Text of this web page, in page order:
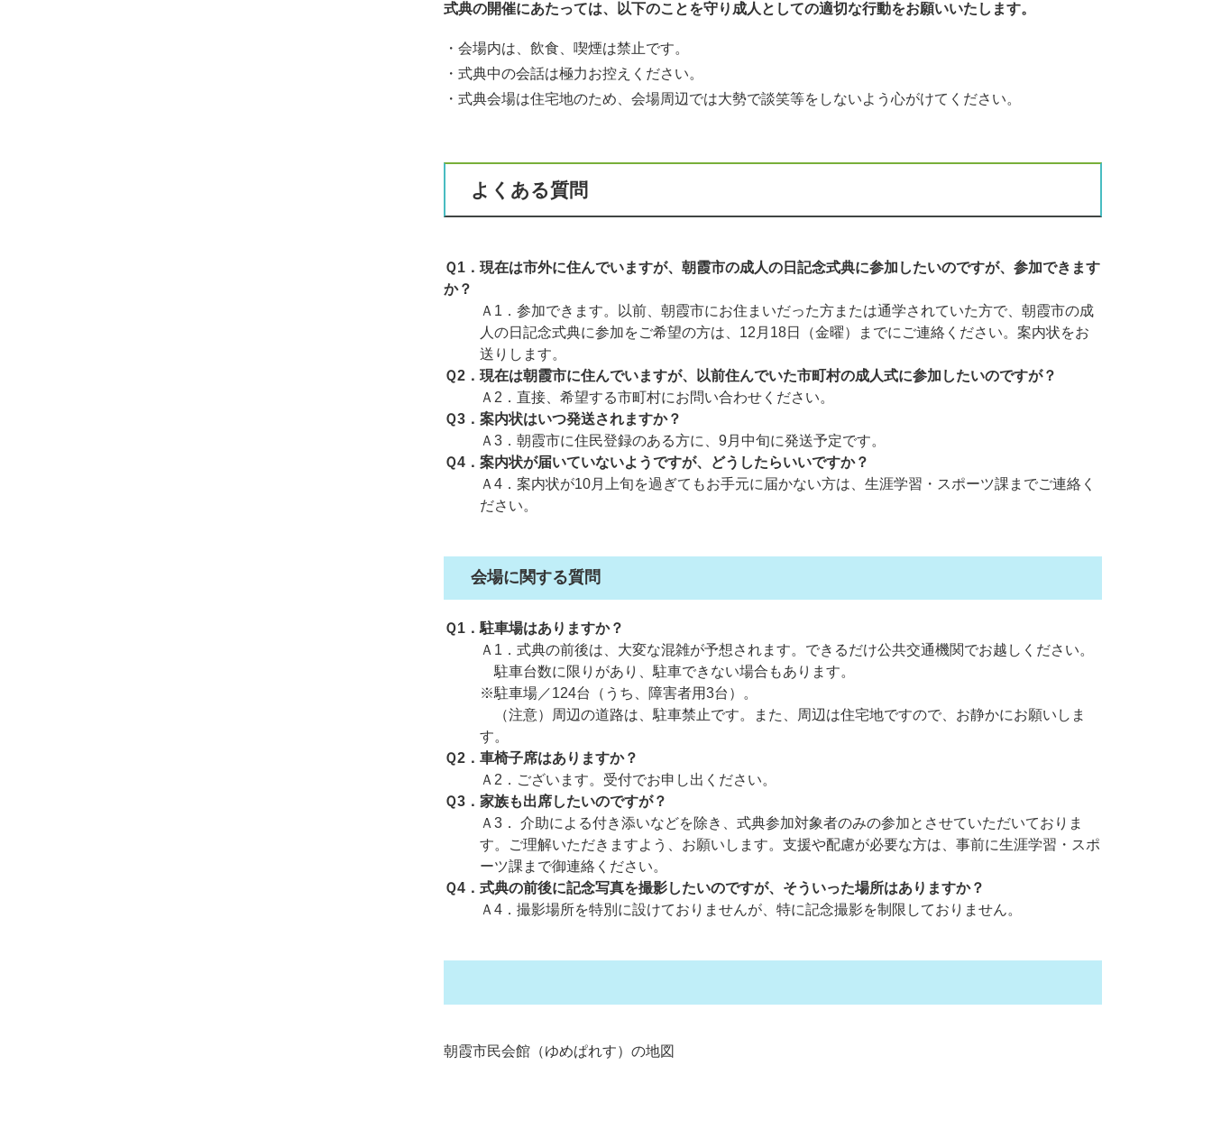
式典の開催にあたっては、以下のことを守り成人としての適切な行動をお願いいたします。​
・会場内は、飲食、喫煙は禁止です。
・式典中の会話は極力お控えください。
・式典会場は住宅地のため、会場周辺では大勢で談笑等をしないよう心がけてください。
よくある質問
Ｑ1．現在は市外に住んでいますが、朝霞市の成人の日記念式典に参加したいのですが、参加できます
か？
Ａ1．参加できます。以前、朝霞市にお住まいだった方または通学されていた方で、朝霞市の成
人の日記念式典に参加をご希望の方は、12月18日（金曜）までにご連絡ください。案内状をお
送りします。
Ｑ2．現在は朝霞市に住んでいますが、以前住んでいた市町村の成人式に参加したいのですが？
Ａ2．直接、希望する市町村にお問い合わせください。
Ｑ3．案内状はいつ発送されますか？
Ａ3．朝霞市に住民登録のある方に、9月中旬に発送予定です。
Ｑ4．案内状が届いていないようですが、どうしたらいいですか？
Ａ4．案内状が10月上旬を過ぎてもお手元に届かない方は、生涯学習・スポーツ課までご連絡く
ださい。
会場に関する質問
Ｑ1．駐車場はありますか？
Ａ1．式典の前後は、大変な混雑が予想されます。できるだけ公共交通機関でお越しください。
駐車台数に限りがあり、駐車できない場合もあります。
※駐車場／124台（うち、障害者用3台）。
（注意）周辺の道路は、駐車禁止です。また、周辺は住宅地ですので、お静かにお願いしま
す。
Ｑ2．車椅子席はありますか？
Ａ2．ございます。受付でお申し出ください。
Ｑ3．家族も出席したいのですが？
Ａ3． 介助による付き添いなどを除き、式典参加対象者のみの参加とさせていただいておりま
す。ご理解いただきますよう、お願いします。支援や配慮が必要な方は、事前に生涯学習・スポ
ーツ課まで御連絡ください。
Ｑ4．式典の前後に記念写真を撮影したいのですが、そういった場所はありますか？
Ａ4．撮影場所を特別に設けておりませんが、特に記念撮影を制限しておりません。
朝霞市民会館（ゆめぱれす）の地図